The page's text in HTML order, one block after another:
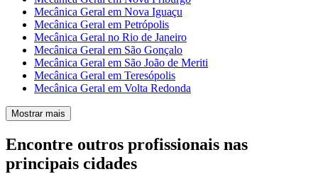
Mecânica Geral em Nova Iguaçu
Mecânica Geral em Petrópolis
Mecânica Geral no Rio de Janeiro
Mecânica Geral em São Gonçalo
Mecânica Geral em São João de Meriti
Mecânica Geral em Teresópolis
Mecânica Geral em Volta Redonda
Mostrar mais
Encontre outros profissionais nas
principais cidades